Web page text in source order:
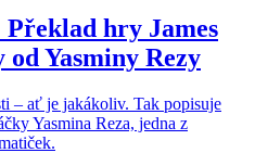
hry James
Yasminy Rezy
– ať je jakákoliv. Tak popisuje
Yasmina Reza, jedna z